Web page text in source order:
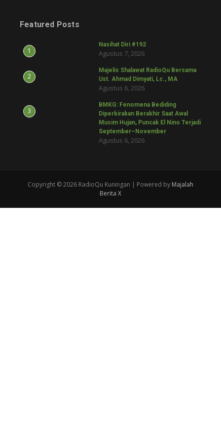
Featured Posts
1
Nasihat Diri #192
Agustus 7, 2026
2
Majelis Shalawat RadioQu Bersama
Ust. Ahmad Dimyati, Lc., MA
Agustus 6, 2026
3
BMKG: Fenomena Bediding
Diperkirakan Berakhir Saat Awal
Musim Hujan, Puncak El Nino Terjadi
September–November
Agustus 6, 2026
Copyright © 2026 RadioQu Kuningan | Powered by Majalah
Berita X